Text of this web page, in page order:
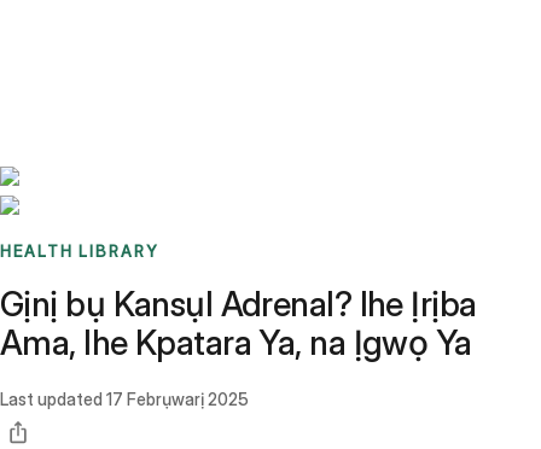
HEALTH LIBRARY
Gịnị bụ Kansụl Adrenal? Ihe Ịrịba
Ama, Ihe Kpatara Ya, na Ịgwọ Ya
Last updated 17 Febrụwarị 2025